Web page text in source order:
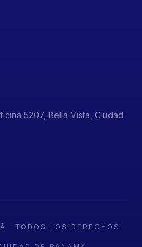
5207, Bella Vista, Ciudad
· TODOS LOS DERECHOS